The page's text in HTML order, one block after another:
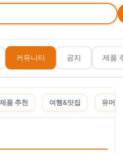
커뮤니티 공지 제품
제품 추천 여행&맛집 유머&짤
의 일환으로, 이에 따른 일정액의 수수료를 제공